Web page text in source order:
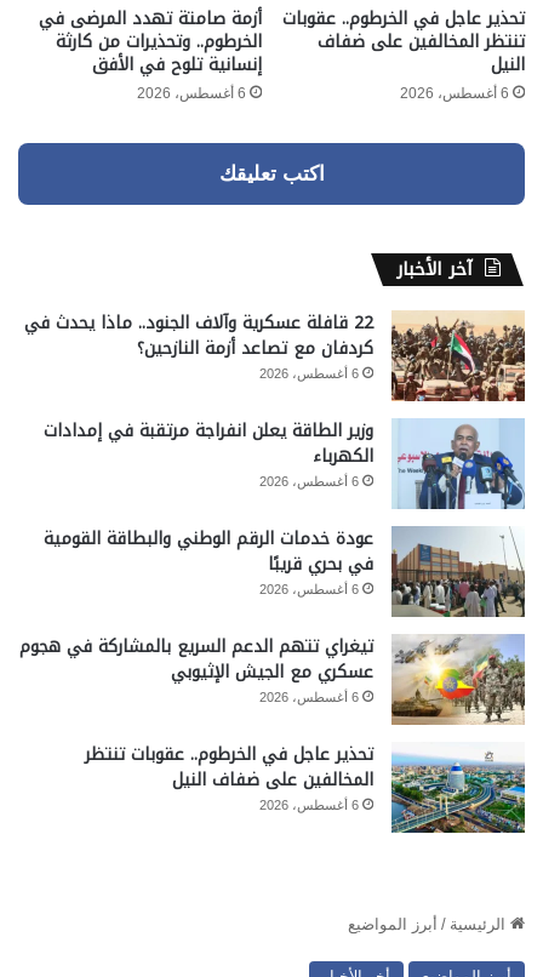
تحذير عاجل في الخرطوم.. عقوبات
تنتظر المخالفين على ضفاف
النيل
6 أغسطس، 2026
أزمة صامتة تهدد المرضى في
الخرطوم.. وتحذيرات من كارثة
إنسانية تلوح في الأفق
6 أغسطس، 2026
اكتب تعليقك
آخر الأخبار
22 قافلة عسكرية وآلاف الجنود.. ماذا يحدث في
كردفان مع تصاعد أزمة النازحين؟
6 أغسطس، 2026
وزير الطاقة يعلن انفراجة مرتقبة في إمدادات
الكهرباء
6 أغسطس، 2026
عودة خدمات الرقم الوطني والبطاقة القومية
في بحري قريبًا
6 أغسطس، 2026
تيغراي تتهم الدعم السريع بالمشاركة في هجوم
عسكري مع الجيش الإثيوبي
6 أغسطس، 2026
تحذير عاجل في الخرطوم.. عقوبات تنتظر
المخالفين على ضفاف النيل
6 أغسطس، 2026